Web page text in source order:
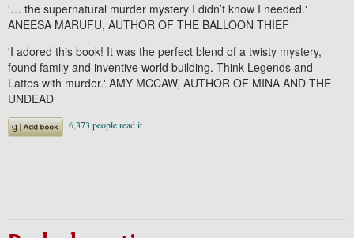
'… the supernatural murder mystery I didn’t know I needed.'
ANEESA MARUFU, AUTHOR OF THE BALLOON THIEF
'I adored this book! It was the perfect blend of a twisty mystery,
found family and inventive world building. Think Legends and
Lattes with murder.' AMY MCCAW, AUTHOR OF MINA AND THE
UNDEAD